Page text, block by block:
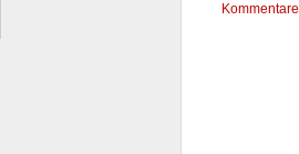
Kommentare